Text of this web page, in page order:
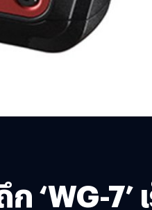
7’